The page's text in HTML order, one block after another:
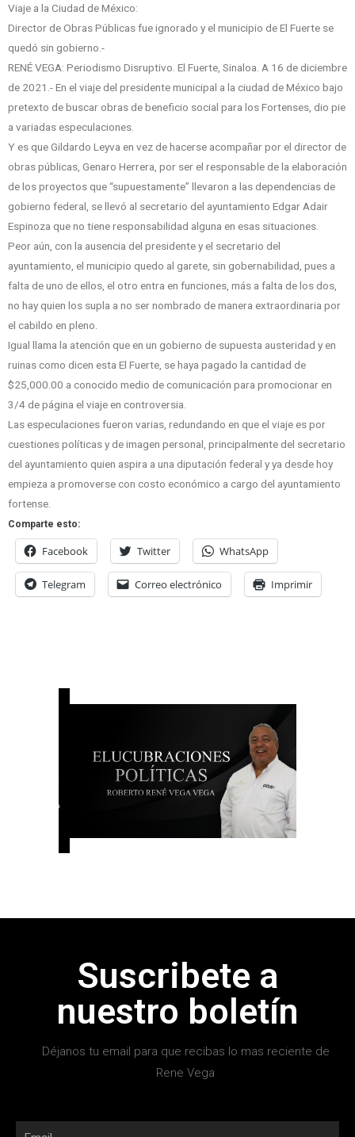
Viaje a la Ciudad de México:
Director de Obras Públicas fue ignorado y el municipio de El Fuerte se
quedó sin gobierno.-
RENÉ VEGA: Periodismo Disruptivo. El Fuerte, Sinaloa. A 16 de diciembre
de 2021.- En el viaje del presidente municipal a la ciudad de México bajo
pretexto de buscar obras de beneficio social para los Fortenses, dio pie
a variadas especulaciones.
Y es que Gildardo Leyva en vez de hacerse acompañar por el director de
obras públicas, Genaro Herrera, por ser el responsable de la elaboración
de los proyectos que “supuestamente” llevaron a las dependencias de
gobierno federal, se llevó al secretario del ayuntamiento Edgar Adair
Espinoza que no tiene responsabilidad alguna en esas situaciones.
Peor aún, con la ausencia del presidente y el secretario del
ayuntamiento, el municipio quedo al garete, sin gobernabilidad, pues a
falta de uno de ellos, el otro entra en funciones, más a falta de los dos,
no hay quien los supla a no ser nombrado de manera extraordinaria por
el cabildo en pleno.
Igual llama la atención que en un gobierno de supuesta austeridad y en
ruinas como dicen esta El Fuerte, se haya pagado la cantidad de
$25,000.00 a conocido medio de comunicación para promocionar en
3/4 de página el viaje en controversia.
Las especulaciones fueron varias, redundando en que el viaje es por
cuestiones políticas y de imagen personal, principalmente del secretario
del ayuntamiento quien aspira a una diputación federal y ya desde hoy
empieza a promoverse con costo económico a cargo del ayuntamiento
fortense.
Comparte esto:
Facebook Twitter WhatsApp
Telegram Correo electrónico Imprimir
Suscribete a
nuestro boletín
Déjanos tu email para que recibas lo mas reciente de
Rene Vega